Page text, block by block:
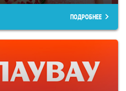
ПОДРОБНЕЕ